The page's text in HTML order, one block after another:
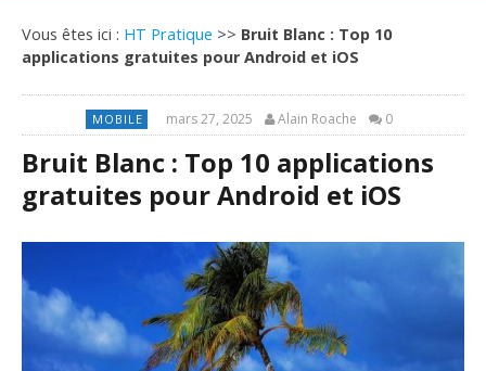
Vous êtes ici : HT Pratique >> Bruit Blanc : Top 10
applications gratuites pour Android et iOS
MOBILE mars 27, 2025 Alain Roache 0
Bruit Blanc : Top 10 applications
gratuites pour Android et iOS